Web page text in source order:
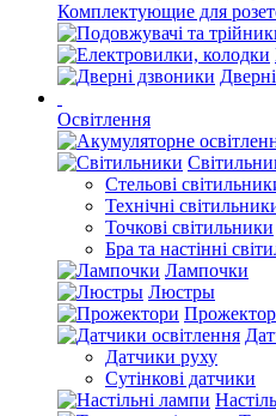
Комплектующие для
Освітлення
Стельові
Технічні
Точкові світильники
Бра та настінні
Лампочки
Люстры
Датчики руху
Сутінкові датчики